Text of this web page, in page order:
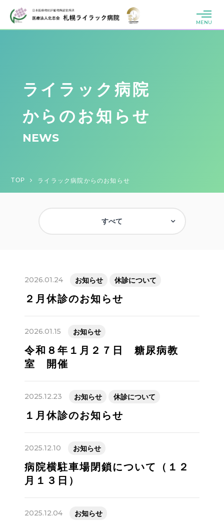
MENU
ライラック病院
からのお知らせ
NEWS
TOP ライラック病院からのお知らせ
すべて
2026.01.24 お知らせ 休診について
２月休診のお知らせ
2026.01.15 お知らせ
令和８年１月２７日 糖尿病教
室 開催
2025.12.23 お知らせ 休診について
１月休診のお知らせ
2025.12.10 お知らせ
病院横駐車場閉鎖について（１２
月１３日）
2025.12.04 お知らせ